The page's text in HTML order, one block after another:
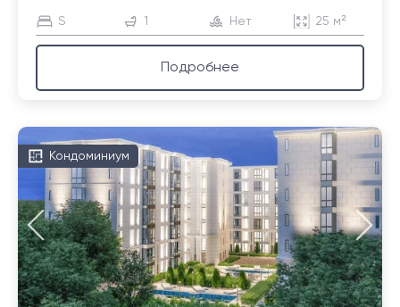
S 1 Нет 25 м²
Подробнее
Кондоминиум